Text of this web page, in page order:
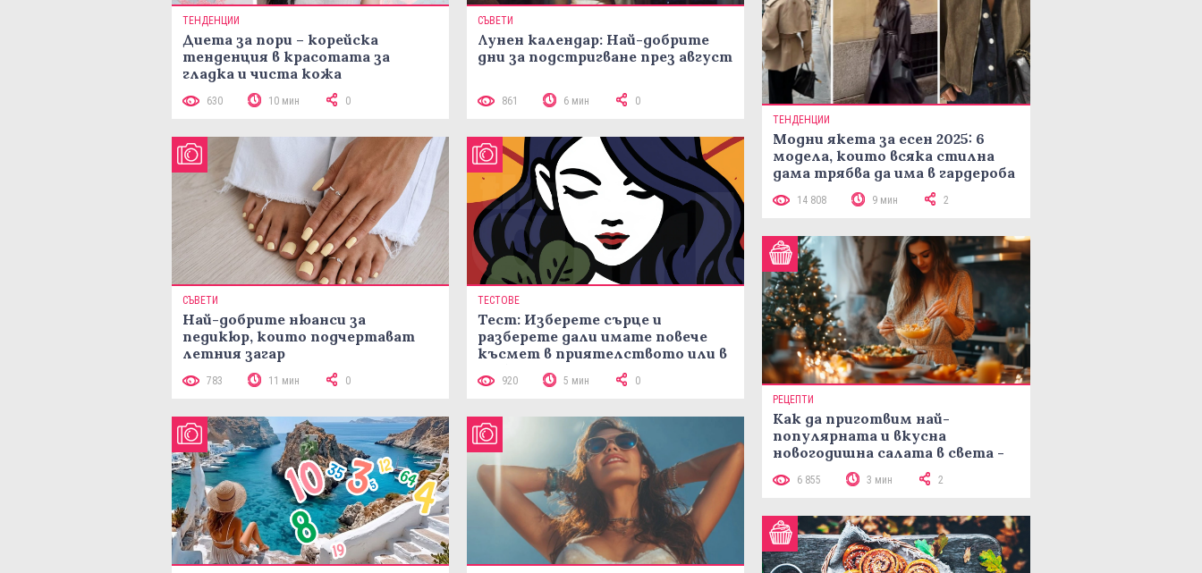
ТЕНДЕНЦИИ
Диета за пори – корейска
тенденция в красотата за
гладка и чиста кожа
630 10 мин 0
СЪВЕТИ
Лунен календар: Най-добрите
дни за подстригване през август
861 6 мин 0
СЪВЕТИ
Най-добрите нюанси за
педикюр, които подчертават
летния загар
783 11 мин 0
ТЕСТОВЕ
Тест: Изберете сърце и
разберете дали имате повече
късмет в приятелството или в
любовта
920 5 мин 0
ТЕНДЕНЦИИ
Модни якета за есен 2025: 6
модела, които всяка стилна
дама трябва да има в гардероба
14 808 9 мин 2
РЕЦЕПТИ
Как да приготвим най-
популярната и вкусна
новогодишна салата в света -
рецепта Мимоза
6 855 3 мин 2